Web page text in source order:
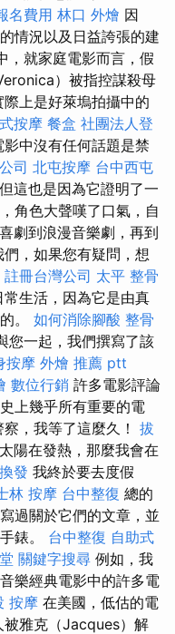
名費用 林口 外燴 因
情況以及日益誇張的建
，就家庭電影而言，假
）被指控謀殺母
上是好萊塢拍攝中的
按摩 餐盒 社團法人登
中沒有任何話題是禁
司 北屯按摩 台中西屯
但這也是因為它證明了一
角色大聲嘆了口氣，自
劇到浪漫音樂劇，再到
，如果您有疑問，想
註冊台灣公司 太平 整骨
生活，因為它是由真
。 如何消除腳酸 整骨
您一起，我們撰寫了該
按摩 外燴 推薦 ptt
數位行銷 許多電影評論
上幾乎所有重要的電
，我等了這麼久！ 拔
陽在發熱，那麼我會在
發 我終於要去度假
林 按摩 台中整復 總的
過關於它們的文章，並
錶。 台中整復 自助式
關鍵字搜尋 例如，我
樂經典電影中的許多電
按摩 在美國，低估的電
雅克（Jacques）解